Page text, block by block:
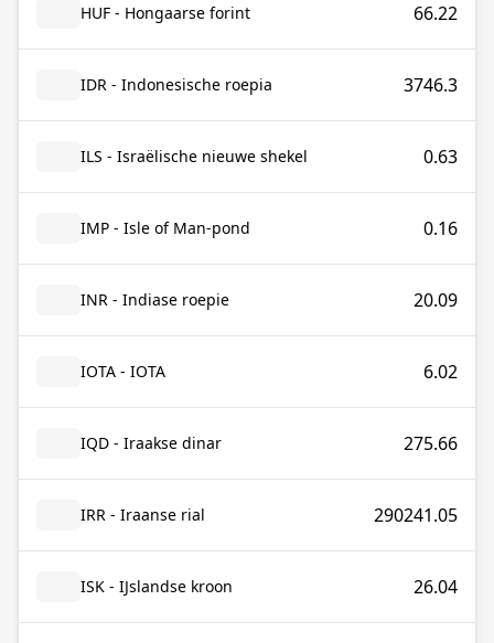
HUF - Hongaarse forint 66.22
IDR - Indonesische roepia 3746.3
ILS - Israëlische nieuwe shekel 0.63
IMP - Isle of Man-pond 0.16
INR - Indiase roepie 20.09
IOTA - IOTA 6.02
IQD - Iraakse dinar 275.66
IRR - Iraanse rial 290241.05
ISK - IJslandse kroon 26.04